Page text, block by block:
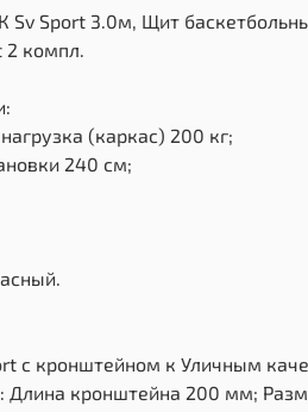
Sport 3.0м, Щит
2 компл.
(каркас) 200 кг;
240 см;
c кронштейном к Уличным
Длина кронштейна 200 мм;